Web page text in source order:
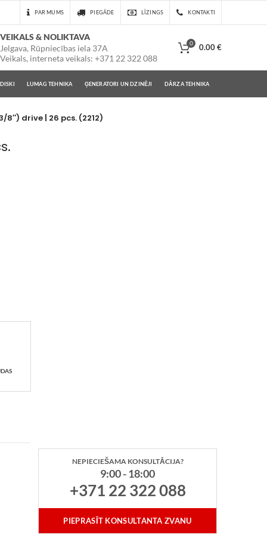
PAR MUMS PIEGĀDE LĪZINGS KONTAKTI
VEIKALS & NOLIKTAVA
Jelgava, Rūpniecības iela 37A
Veikals, interneta veikals: +371 22 322 088
0 0.00€
LUMAG TEHNIKA ĢENERATORI UN DZINĒJI DĀRZA TEHNIKA
8″) drive | 26 pcs. (2212)
NEPIECIEŠAMA KONSULTĀCIJA?
9:00 - 18:00
+371 22 322 088
PIEPRASĪT KONSULTANTA ZVANU